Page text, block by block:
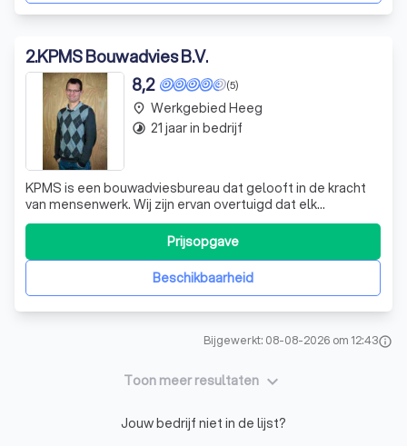
2.KPMS Bouwadvies B.V.
(5)
8,2
KPMS is een bouwadviesbureau dat gelooft in de kracht
van mensenwerk. Wij zijn ervan overtuigd dat elk
bouwproject steunt op de expertise en gedrevenheid van
mensen. Onze experts staan gedurende het hele proces
nuchter maar sterk betrokken aan uw zijde. Wij koppelen
jarenlange ervaring aan jeugdige
Beschikbaarheid
Prijsopgave
place Werkgebied Heeg
timelapse 21 jaar in bedrijf
Bijgewerkt: 08-08-2026 om 12:43info
Toon meer resultaten keyboard_arrow_down
Jouw bedrijf niet in de lijst?